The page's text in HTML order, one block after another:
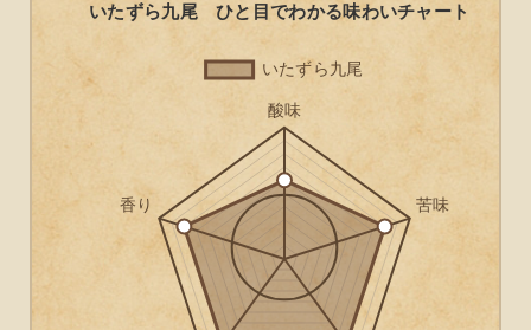
いたずら九尾 ひと目でわかる味わいチャート